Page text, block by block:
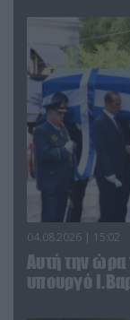
04.08.2026 | 15:02
Αυτή την ώρα
υπουργό